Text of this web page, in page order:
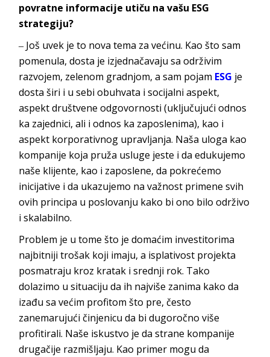
povratne informacije utiču na vašu ESG
strategiju?
‒ Još uvek je to nova tema za većinu. Kao što sam
pomenula, dosta je izjednačavaju sa održivim
razvojem, zelenom gradnjom, a sam pojam ESG je
dosta širi i u sebi obuhvata i socijalni aspekt,
aspekt društvene odgovornosti (uključujući odnos
ka zajednici, ali i odnos ka zaposlenima), kao i
aspekt korporativnog upravljanja. Naša uloga kao
kompanije koja pruža usluge jeste i da edukujemo
naše klijente, kao i zaposlene, da pokrećemo
inicijative i da ukazujemo na važnost primene svih
ovih principa u poslovanju kako bi ono bilo održivo
i skalabilno.
Problem je u tome što je domaćim investitorima
najbitniji trošak koji imaju, a isplativost projekta
posmatraju kroz kratak i srednji rok. Tako
dolazimo u situaciju da ih najviše zanima kako da
izađu sa većim profitom što pre, često
zanemarujući činjenicu da bi dugoročno više
profitirali. Naše iskustvo je da strane kompanije
drugačije razmišljaju. Kao primer mogu da